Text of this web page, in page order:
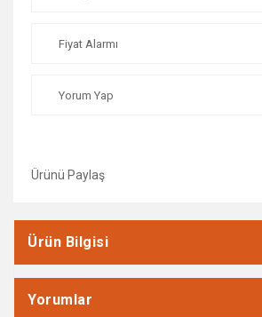
Fiyat Alarmı
Yorum Yap
Ürünü Paylaş
Ürün Bilgisi
Yorumlar